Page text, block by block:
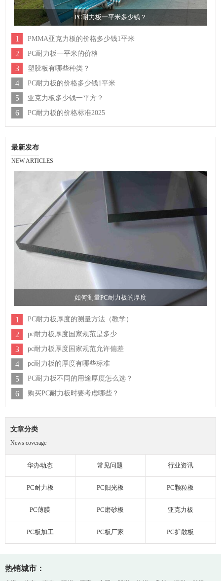
PC耐力板一平米多少钱？
1 PMMA亚克力板的价格多少钱1平米
2 PC耐力板一平米的价格
3 塑胶板有哪些种类？
4 PC耐力板的价格多少钱1平米
5 亚克力板多少钱一平方？
6 PC耐力板的价格标准2025
最新发布
NEW ARTICLES
如何测量PC耐力板的厚度
1 PC耐力板厚度的测量方法（教学）
2 pc耐力板厚度国家规范是多少
3 pc耐力板厚度国家规范允许偏差
4 pc耐力板的厚度有哪些标准
5 PC耐力板不同的用途厚度怎么选？
6 购买PC耐力板时要考虑哪些？
文章分类
News coverage
华办动态 常见问题 行业资讯
PC耐力板 PC阳光板 PC颗粒板
PC薄膜 PC磨砂板 亚克力板
PC板加工 PC板厂家 PC扩散板
热销城市：